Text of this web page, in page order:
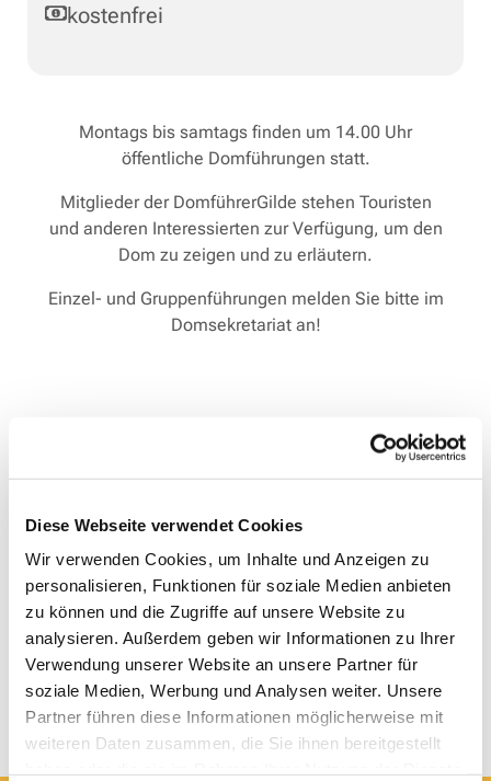
Diese Webseite verwendet Cookies
Wir verwenden Cookies, um Inhalte und Anzeigen zu
personalisieren, Funktionen für soziale Medien anbieten
zu können und die Zugriffe auf unsere Website zu
analysieren. Außerdem geben wir Informationen zu Ihrer
Verwendung unserer Website an unsere Partner für
soziale Medien, Werbung und Analysen weiter. Unsere
Partner führen diese Informationen möglicherweise mit
weiteren Daten zusammen, die Sie ihnen bereitgestellt
kostenfrei
Montags bis samtags finden um 14.00 Uhr
öffentliche Domführungen statt.
Mitglieder der DomführerGilde stehen Touristen
und anderen Interessierten zur Verfügung, um den
Dom zu zeigen und zu erläutern.
Einzel- und Gruppenführungen melden Sie bitte im
Domsekretariat an!